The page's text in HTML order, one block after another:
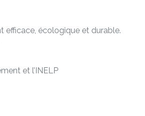
efficace, écologique et durable.
et l’INELP